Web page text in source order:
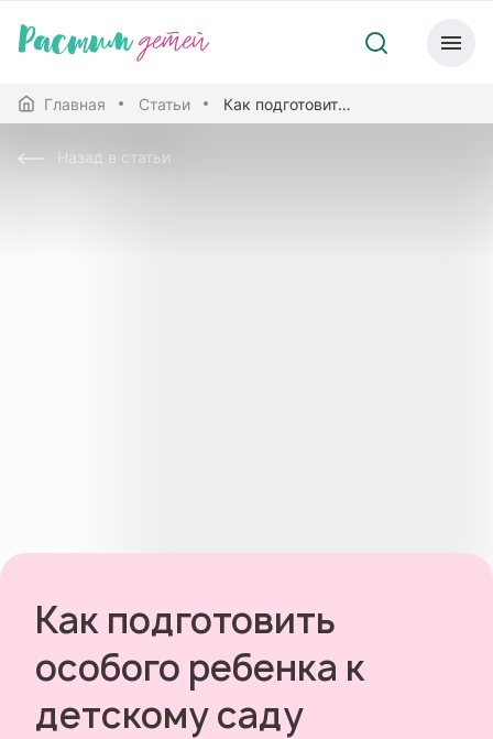
Главная Статьи Как подготовить особого ребенка к детскому саду
Назад в статьи
Как подготовить
особого ребенка к
детскому саду